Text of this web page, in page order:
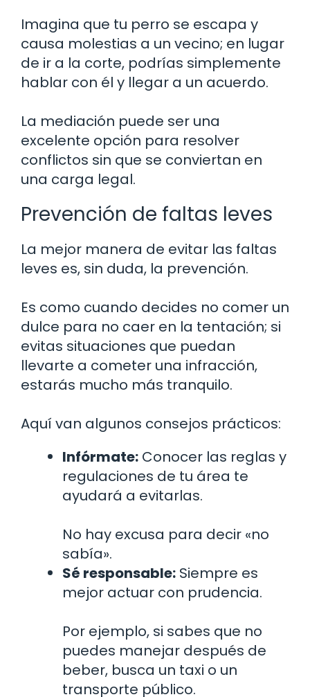
Imagina que tu perro se escapa y
causa molestias a un vecino; en lugar
de ir a la corte, podrías simplemente
hablar con él y llegar a un acuerdo.
La mediación puede ser una
excelente opción para resolver
conflictos sin que se conviertan en
una carga legal.
Prevención de faltas leves
La mejor manera de evitar las faltas
leves es, sin duda, la prevención.
Es como cuando decides no comer un
dulce para no caer en la tentación; si
evitas situaciones que puedan
llevarte a cometer una infracción,
estarás mucho más tranquilo.
Aquí van algunos consejos prácticos:
Infórmate: Conocer las reglas y
regulaciones de tu área te
ayudará a evitarlas.
No hay excusa para decir «no
sabía».
Sé responsable: Siempre es
mejor actuar con prudencia.
Por ejemplo, si sabes que no
puedes manejar después de
beber, busca un taxi o un
transporte público.